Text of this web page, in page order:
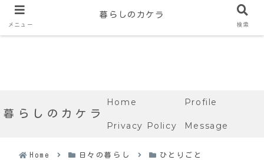
暮らしのカケラ
Home Profile
Privacy Policy Message
Home 日々の暮らし ひとりごと
メニュー
暮らしのカケラ
検索